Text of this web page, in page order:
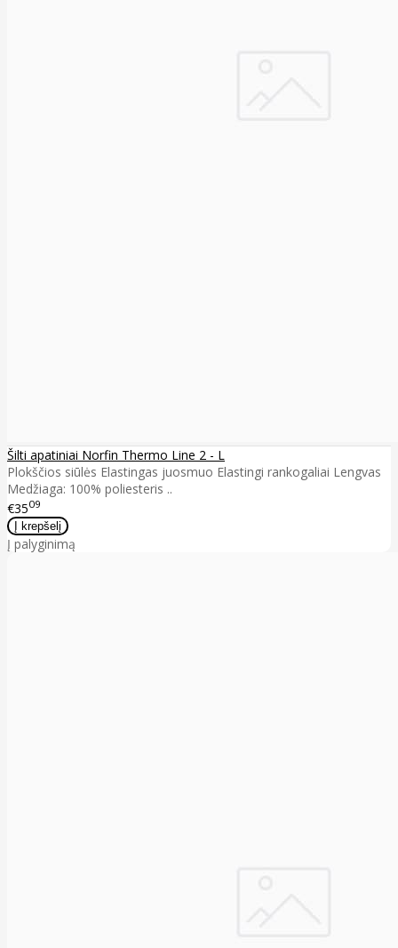
Šilti apatiniai Norfin Thermo Line 2 - L
Plokščios siūlės Elastingas juosmuo Elastingi rankogaliai Lengvas
Medžiaga: 100% poliesteris ..
€3509
Į palyginimą